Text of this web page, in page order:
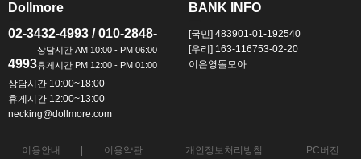
Dollmore
02-3432-4993 / 010-2848-
4993
상담시간 10:00~18:00
휴게시간 12:00~13:00
necking@dollmore.com
BANK INFO
[국민] 483901-01-192540
[우리] 163-116753-02-20
이은영돌모아
이용안내 이용약관 개인정보처리방침 PC버전